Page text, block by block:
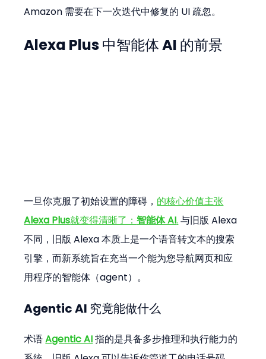
Amazon 需要在下一次迭代中修复的 UI 疏忽。
Alexa Plus 中智能体 AI 的前景
一旦你克服了初始设置的障碍， 的核心价值主张
Alexa Plus就变得清晰了：智能体 AI. 与旧版 Alexa
不同，旧版 Alexa 本质上是一个语音转文本的搜索
引擎，而新系统旨在充当一个能为您导航网页和应
用程序的智能体（agent）。
Agentic AI 究竟能做什么
术语 Agentic AI 指的是具备多步推理和执行能力的